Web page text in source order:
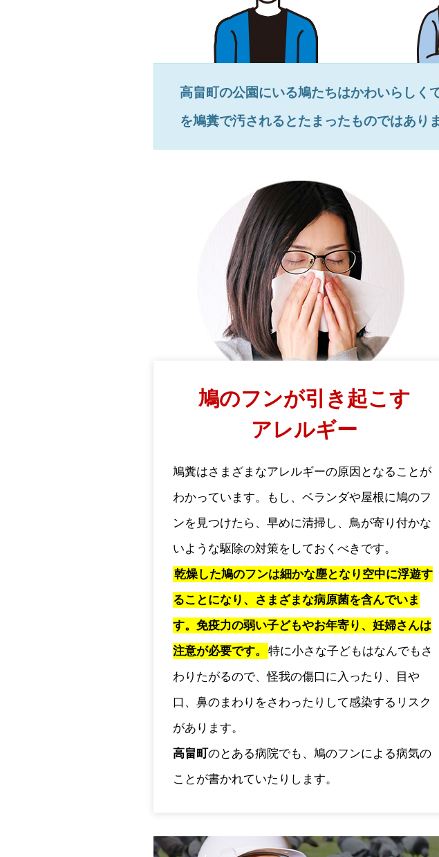
高畠町の公園にいる鳩たちはかわいらしく
を鳩糞で汚されるとたまったものではあり
鳩のフンが引き起こす
アレルギー
鳩糞はさまざまなアレルギーの原因となることが
わかっています。もし、ベランダや屋根に鳩のフ
ンを見つけたら、早めに清掃し、鳥が寄り付かな
いような駆除の対策をしておくべきです。
乾燥した鳩のフンは細かな塵となり空中に浮遊す
ることになり、さまざまな病原菌を含んでいま
す。免疫力の弱い子どもやお年寄り、妊婦さんは
注意が必要です。
特に小さな子どもはなんでもさ
わりたがるので、怪我の傷口に入ったり、目や
口、鼻のまわりをさわったりして感染するリスク
があります。
高畠町のとある病院でも、鳩のフンによる病気の
ことが書かれていたりします。